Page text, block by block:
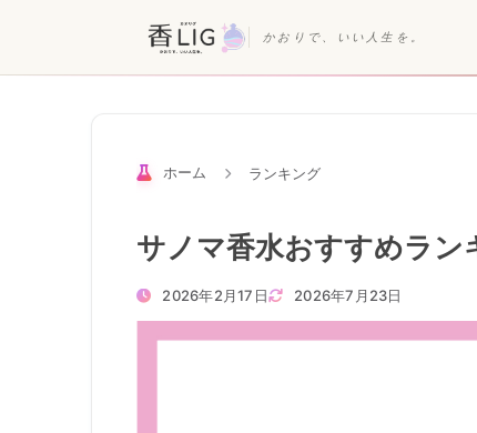
かおりで、いい人生を。
ホーム ランキング
サノマ香水おすすめラン
2026年2月17日 2026年7月23日